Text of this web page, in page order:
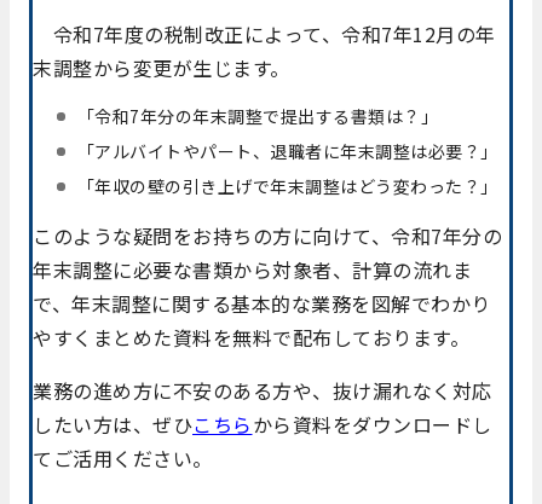
令和7年度の税制改正によって、令和7年12月の年
末調整から変更が生じます。
「令和7年分の年末調整で提出する書類は？」
「アルバイトやパート、退職者に年末調整は必要？」
「年収の壁の引き上げで年末調整はどう変わった？」
このような疑問をお持ちの方に向けて、令和7年分の
年末調整に必要な書類から対象者、計算の流れま
で、年末調整に関する基本的な業務を図解でわかり
やすくまとめた資料を無料で配布しております。
業務の進め方に不安のある方や、抜け漏れなく対応
したい方は、ぜひこちらから資料をダウンロードし
てご活用ください。